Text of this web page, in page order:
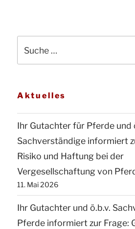
Pferdesachverständige
informiert
Thema:
ein
Verkäufer
über
die
kurze
Besitzzeit
aufklären?“
Aktuelles
Ihr Gutachter für Pferde und
Sachverständige informiert
Risiko und Haftung bei der
Vergesellschaftung von
11. Mai 2026
Ihr Gutachter und ö.b.v.
Pferde informiert zur Frage: